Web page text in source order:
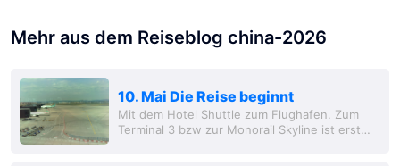
Mehr aus dem Reiseblog china-2026
10. Mai Die Reise beginnt
Mit dem Hotel Shuttle zum Flughafen. Zum
Terminal 3 bzw zur Monorail Skyline ist erst